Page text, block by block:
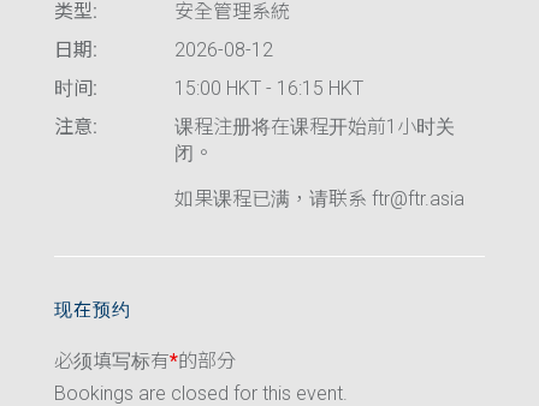
类型:
安全管理系統
日期:
2026-08-12
时间:
15:00 HKT - 16:15 HKT
注意:
课程注册将在课程开始前1小时关
闭。
如果课程已满，请联系 ftr@ftr.asia
现在预约
必须填写标有*的部分
Bookings are closed for this event.